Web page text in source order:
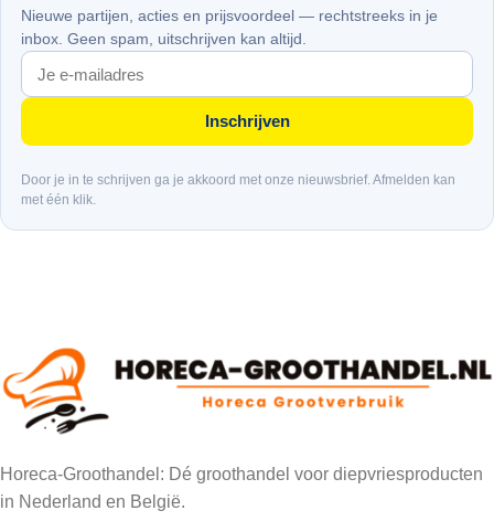
Nieuwe partijen, acties en prijsvoordeel — rechtstreeks in je
inbox. Geen spam, uitschrijven kan altijd.
Inschrijven
Door je in te schrijven ga je akkoord met onze nieuwsbrief. Afmelden kan
met één klik.
Horeca-Groothandel: Dé groothandel voor diepvriesproducten
in Nederland en België.